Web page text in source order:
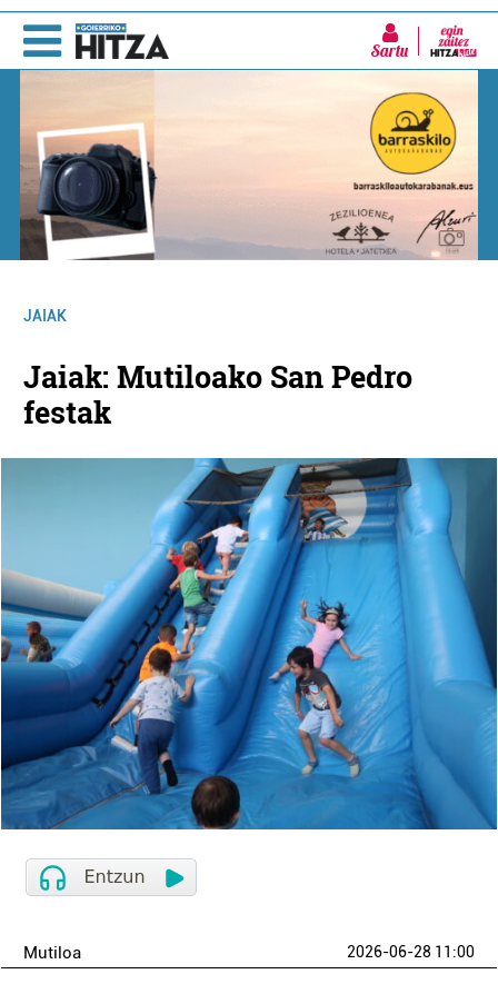
Sartu
JAIAK
Jaiak: Mutiloako San Pedro
festak
Mutiloa 2026-06-28 11:00